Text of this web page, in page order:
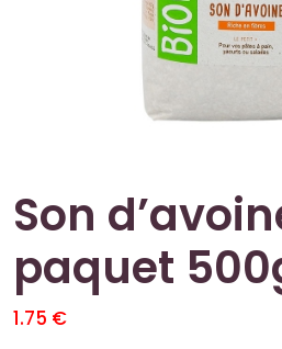
Son
paquet
1.75 €